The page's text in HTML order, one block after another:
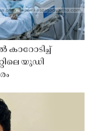
കാറോടിച്ച്
യുഡി